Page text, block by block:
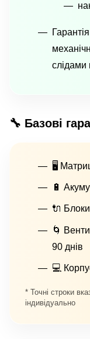
Гарантія
слідами
🔧 Базові
🖥
🔋
🔌
🌀
90 днів
💻
* Точні строки
індивідуально